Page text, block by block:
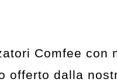
Comfee
dalla